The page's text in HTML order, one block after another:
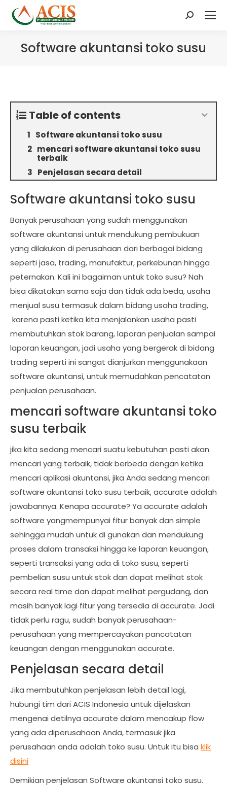
Search:
Software akuntansi toko susu
Table of contents
Software akuntansi toko susu
mencari software akuntansi toko susu
terbaik
Penjelasan secara detail
Software akuntansi toko susu
Banyak perusahaan yang sudah menggunakan
software akuntansi untuk mendukung pembukuan
yang dilakukan di perusahaan dari berbagai bidang
seperti jasa, trading, manufaktur, perkebunan hingga
peternakan. Kali ini bagaiman untuk toko susu? Nah
bisa dikatakan sama saja dan tidak ada beda, usaha
menjual susu termasuk dalam bidang usaha trading,
karena pasti ketika kita menjalankan usaha pasti
membutuhkan stok barang, laporan penjualan sampai
laporan keuangan, jadi usaha yang bergerak di bidang
trading seperti ini sangat dianjurkan menggunakaan
software akuntansi, untuk memudahkan pencatatan
penjualan perusahaan.
mencari software akuntansi toko
susu terbaik
jika kita sedang mencari suatu kebutuhan pasti akan
mencari yang terbaik, tidak berbeda dengan ketika
mencari aplikasi akuntansi, jika Anda sedang mencari
software akuntansi toko susu terbaik, accurate adalah
jawabannya. Kenapa accurate? Ya accurate adalah
software yangmempunyai fitur banyak dan simple
sehingga mudah untuk di gunakan dan mendukung
proses dalam transaksi hingga ke laporan keuangan,
seperti transaksi yang ada di toko susu, seperti
pembelian susu untuk stok dan dapat melihat stok
secara real time dan dapat melihat pergudang, dan
masih banyak lagi fitur yang tersedia di accurate. Jadi
tidak perlu ragu, sudah banyak perusahaan-
perusahaan yang mempercayakan pancatatan
keuangan dengan menggunakan accurate.
Penjelasan secara detail
Jika membutuhkan penjelasan lebih detail lagi,
hubungi tim dari ACIS Indonesia untuk dijelaskan
mengenai detilnya accurate dalam mencakup flow
yang ada diperusahaan Anda, termasuk jika
perusahaan anda adalah toko susu. Untuk itu bisa klik
disini
Demikian penjelasan Software akuntansi toko susu.